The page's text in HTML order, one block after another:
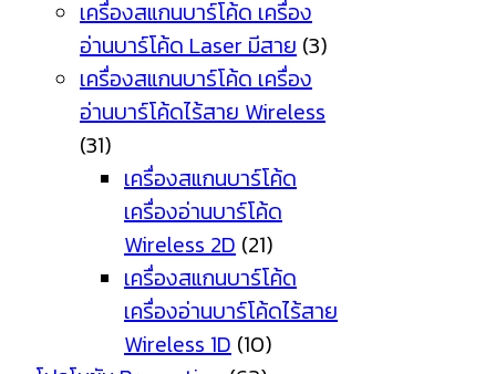
เครื่องสแกนบาร์โค้ด เครื่อง
อ่านบาร์โค้ด Laser มีสาย (3)
เครื่องสแกนบาร์โค้ด เครื่อง
อ่านบาร์โค้ดไร้สาย Wireless
(31)
เครื่องสแกนบาร์โค้ด
เครื่องอ่านบาร์โค้ด
Wireless 2D (21)
เครื่องสแกนบาร์โค้ด
เครื่องอ่านบาร์โค้ดไร้สาย
Wireless 1D (10)